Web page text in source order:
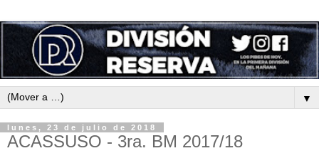
▼
lunes, 23 de julio de 2018
ACASSUSO - 3ra. BM 2017/18